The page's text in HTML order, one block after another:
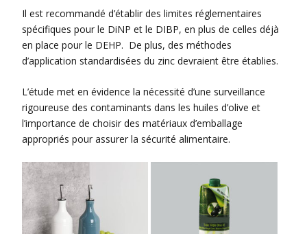
Il est recommandé d’établir des limites réglementaires
spécifiques pour le DiNP et le DIBP, en plus de celles déjà
en place pour le DEHP. De plus, des méthodes
d’application standardisées du zinc devraient être établies.
L’étude met en évidence la nécessité d’une surveillance
rigoureuse des contaminants dans les huiles d’olive et
l’importance de choisir des matériaux d’emballage
appropriés pour assurer la sécurité alimentaire.